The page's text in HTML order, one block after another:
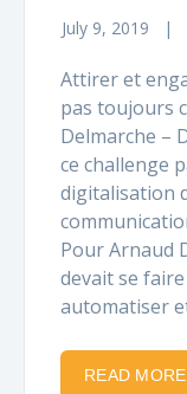
July 9, 2019
Attirer et
pas toujours
Delmarche –
ce challenge
digitalisation
Pour Arnaud
devait se
automatiser
READ MORE